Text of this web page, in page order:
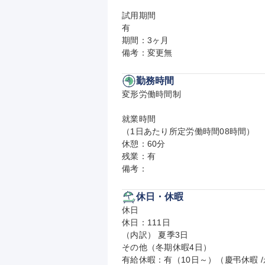
試用期間
有
期間：3ヶ月
備考：変更無
勤務時間
変形労働時間制
就業時間
（1日あたり所定労働時間08時間）
休憩：60分
残業：有
備考：
休日・休暇
休日
休日：111日
（内訳） 夏季3日
その他（冬期休暇4日）
有給休暇：有（10日～）（慶弔休暇 /